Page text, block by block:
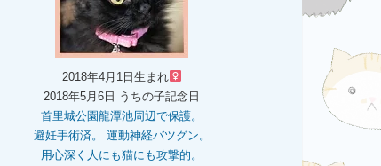
2018年4月1日生まれ
2018年5月6日 うちの子記念日
首里城公園龍潭池周辺で保護。
避妊手術済。 運動神経バツグン。
用心深く人にも猫にも攻撃的。